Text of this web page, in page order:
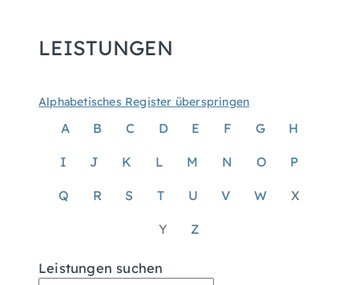
LEISTUNGEN
Alphabetisches Register überspringen
A B C D E F G H
I J K L M N O P
Q R S T U V W X
Y Z
Leistungen suchen